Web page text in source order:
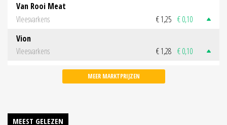
Van Rooi Meat
Vleesvarkens
€ 1,25 € 0,10
Vion
Vleesvarkens
€ 1,28 € 0,10
MEER MARKTPRIJZEN
MEEST GELEZEN